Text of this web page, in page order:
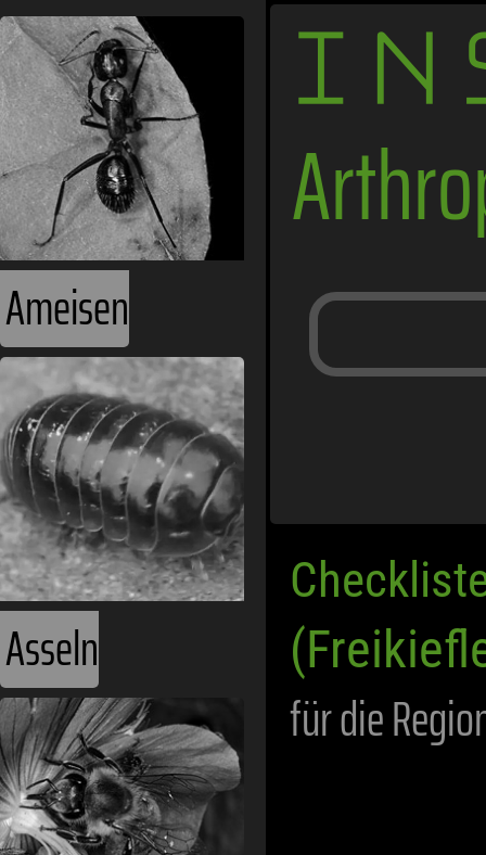
Ameisen
Asseln
für die